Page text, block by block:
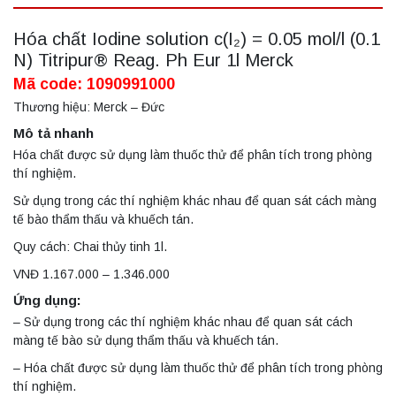
Hóa chất Iodine solution c(I₂) = 0.05 mol/l (0.1
N) Titripur® Reag. Ph Eur 1l Merck
Mã code: 1090991000
Thương hiệu: Merck – Đức
Mô tả nhanh
Hóa chất được sử dụng làm thuốc thử để phân tích trong phòng
thí nghiệm.
Sử dụng trong các thí nghiệm khác nhau để quan sát cách màng
tế bào thẩm thấu và khuếch tán.
Quy cách: Chai thủy tinh 1l.
VNĐ 1.167.000 – 1.346.000
Ứng dụng:
– Sử dụng trong các thí nghiệm khác nhau để quan sát cách
màng tế bào sử dụng thẩm thấu và khuếch tán.
– Hóa chất được sử dụng làm thuốc thử để phân tích trong phòng
thí nghiệm.